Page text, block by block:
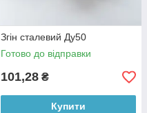
Згін сталевий Ду50
Готово до відправки
101,28 ₴
Купити